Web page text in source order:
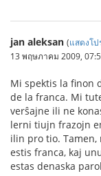
jan aleksan (แสดงโป
13 พฤษภาคม 2009,
Mi spektis la finon
de la franca. Mi
verŝajne ili ne
lerni tiujn frazojn
ilin pro tio.
estis franca, kaj
estas denaska